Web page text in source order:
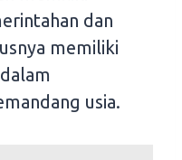
dan
memiliki
usia.